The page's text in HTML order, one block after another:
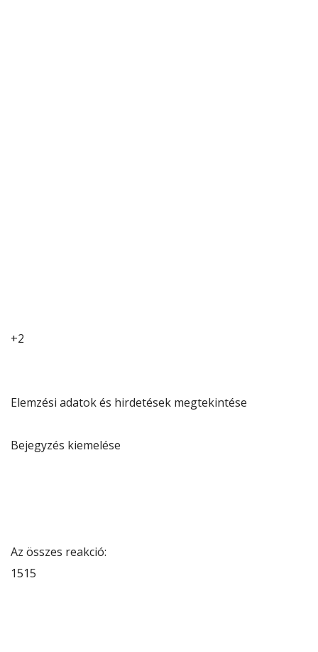
+2
Elemzési adatok és hirdetések megtekintése
Bejegyzés kiemelése
Az összes reakció:
1515